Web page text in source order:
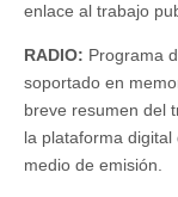
enlace al trabajo
RADIO: Programa
soportado en
breve resumen del
la plataforma
medio de emisión.